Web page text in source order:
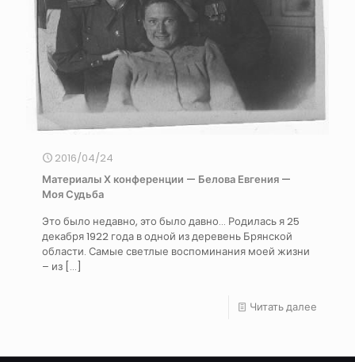
2016/04/24
Материалы Х конференции — Белова Евгения —
Моя Судьба
Это было недавно, это было давно… Родилась я 25
декабря 1922 года в одной из деревень Брянской
области. Самые светлые воспоминания моей жизни
– из […]
Читать далее